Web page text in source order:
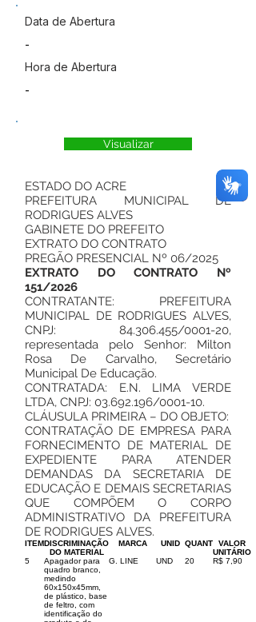
Data de Abertura
-
Hora de Abertura
-
Visualizar
ESTADO DO ACRE
PREFEITURA MUNICIPAL DE
RODRIGUES ALVES
GABINETE DO PREFEITO
EXTRATO DO CONTRATO
PREGÃO PRESENCIAL Nº 06/2025
EXTRATO DO CONTRATO Nº
151/2026
CONTRATANTE: PREFEITURA
MUNICIPAL DE RODRIGUES ALVES,
CNPJ: 84.306.455/0001-20,
representada pelo Senhor: Milton
Rosa De Carvalho, Secretário
Municipal De Educação.
CONTRATADA: E.N. LIMA VERDE
LTDA, CNPJ: 03.692.196/0001-10.
CLÁUSULA PRIMEIRA – DO OBJETO:
CONTRATAÇÃO DE EMPRESA PARA
FORNECIMENTO DE MATERIAL DE
EXPEDIENTE PARA ATENDER
DEMANDAS DA SECRETARIA DE
EDUCAÇÃO E DEMAIS SECRETARIAS
QUE COMPÕEM O CORPO
ADMINISTRATIVO DA PREFEITURA
DE RODRIGUES ALVES.
ITEMDISCRIMINAÇÃO
DO MATERIAL
MARCA UNID QUANT
VALOR
UNITÁRIO
5
Apagador para
quadro branco,
medindo
60x150x45mm,
de plástico, base
de feltro, com
identificação do
G. LINE UND 20 R$ 7,90